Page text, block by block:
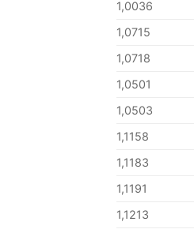
1,0036
1,0715
1,0718
1,0501
1,0503
1,1158
1,1183
1,1191
1,1213